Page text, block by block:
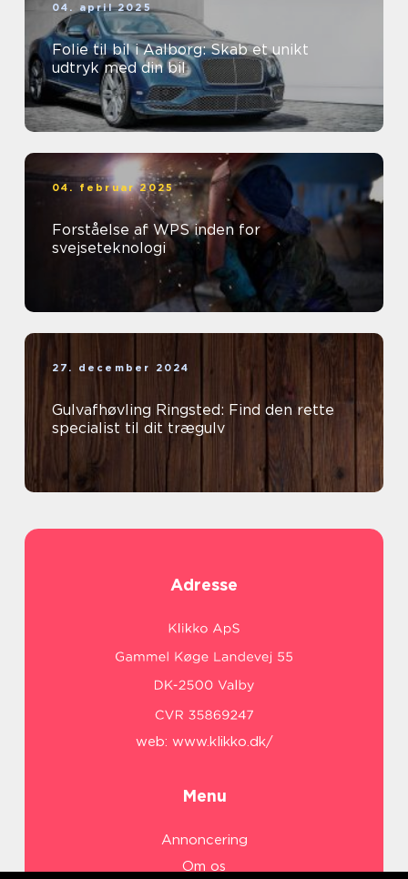
04. april 2025
Folie til bil i Aalborg: Skab et unikt
udtryk med din bil
04. februar 2025
Forståelse af WPS inden for
svejseteknologi
27. december 2024
Gulvafhøvling Ringsted: Find den rette
specialist til dit trægulv
Adresse
web: www.klikko.dk/
Menu
Annoncering
Om os